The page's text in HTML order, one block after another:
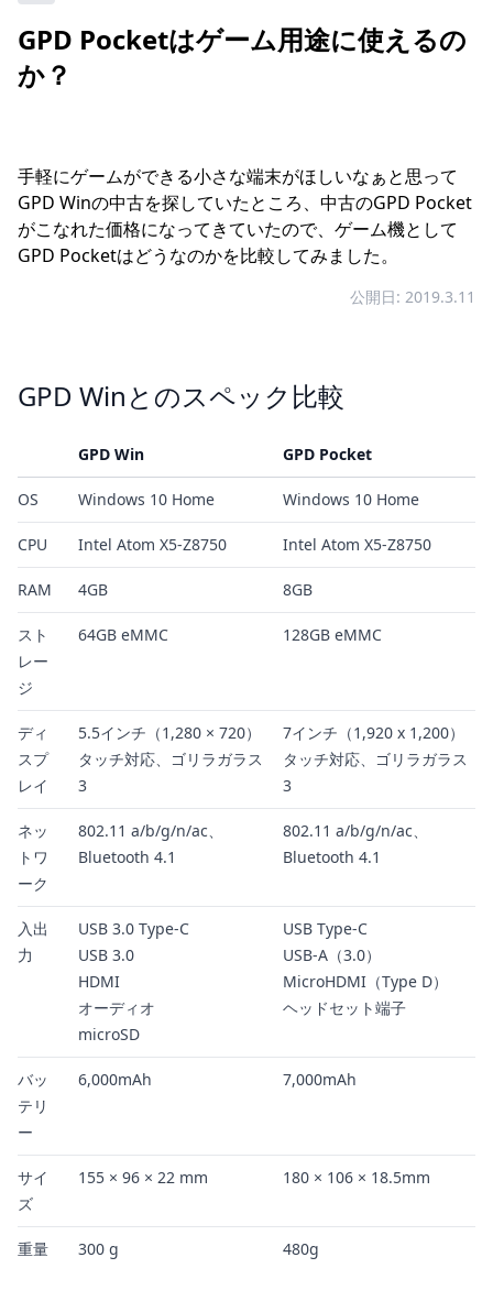
GPD Pocketはゲーム用途に使えるの
か？
手軽にゲームができる小さな端末がほしいなぁと思って
GPD Winの中古を探していたところ、中古のGPD Pocket
がこなれた価格になってきていたので、ゲーム機として
GPD Pocketはどうなのかを比較してみました。
公開日: 2019.3.11
GPD Winとのスペック比較
GPD Win GPD Pocket
OS Windows 10 Home Windows 10 Home
CPU Intel Atom X5-Z8750 Intel Atom X5-Z8750
RAM 4GB 8GB
スト
レー
ジ
64GB eMMC 128GB eMMC
ディ
スプ
レイ
5.5インチ（1,280 × 720）
タッチ対応、ゴリラガラス
3
7インチ（1,920 x 1,200）
タッチ対応、ゴリラガラス
3
ネッ
トワ
ーク
802.11 a/b/g/n/ac、
Bluetooth 4.1
802.11 a/b/g/n/ac、
Bluetooth 4.1
入出
力
USB 3.0 Type-C
USB 3.0
HDMI
オーディオ
microSD
USB Type-C
USB-A（3.0）
MicroHDMI（Type D）
ヘッドセット端子
バッ
テリ
ー
6,000mAh 7,000mAh
サイ
ズ
155 × 96 × 22 mm 180 × 106 × 18.5mm
重量 300 g 480g